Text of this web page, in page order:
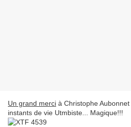
Un grand merci à Christophe
instants de vie Utmbiste... Magique!!!